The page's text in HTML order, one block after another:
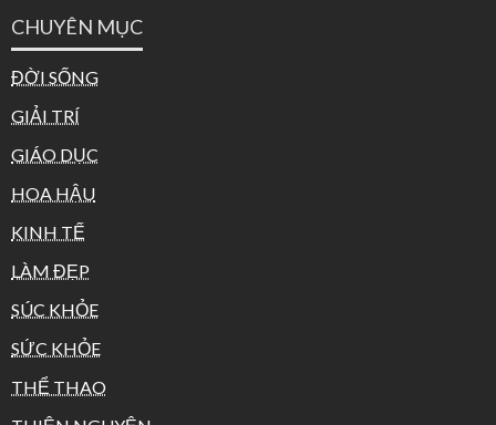
CHUYÊN MỤC
ĐỜI SỐNG
GIẢI TRÍ
GIÁO DỤC
HOA HẬU
KINH TẾ
LÀM ĐẸP
SÚC KHỎE
SỨC KHỎE
THỂ THAO